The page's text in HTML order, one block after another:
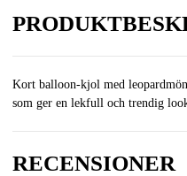
Kort balloon‑kjol med
som ger en lekfull och trendig
RECENSIONER